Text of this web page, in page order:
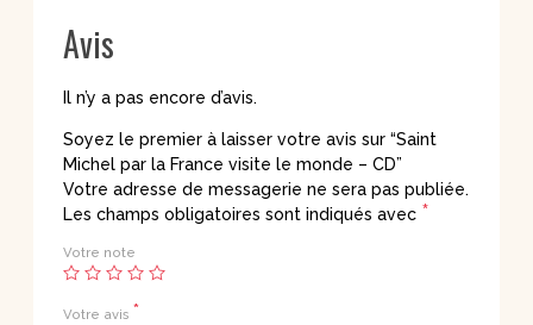
Avis
Il n’y a pas encore d’avis.
Soyez le premier à laisser votre avis sur “Saint
Michel par la France visite le monde – CD”
Votre adresse de messagerie ne sera pas publiée.
Les champs obligatoires sont indiqués avec *
Votre note
Votre avis *